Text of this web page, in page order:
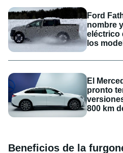
Ford
nombre
eléctrico
los
El
pronto
800 km
Beneficios de la